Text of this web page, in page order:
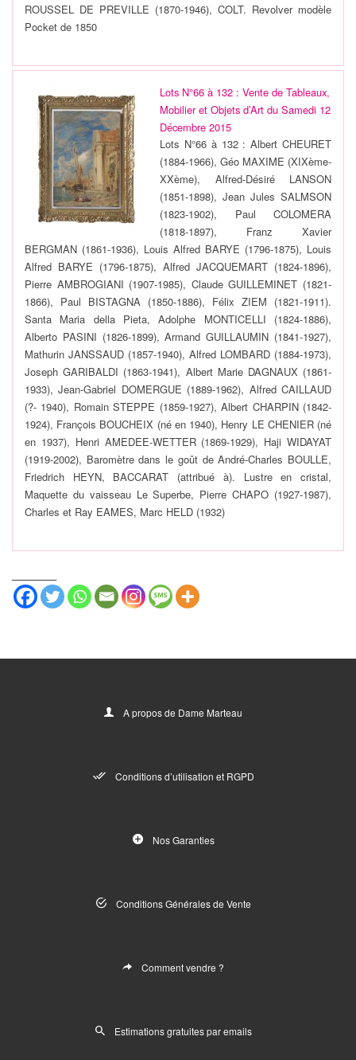
ROUSSEL DE PREVILLE (1870-1946), COLT. Revolver modèle
Pocket de 1850
Lots N°66 à 132 : Vente de Tableaux,
Mobilier et Objets d’Art du Samedi 12
Décembre 2015
Lots N°66 à 132 : Albert CHEURET
(1884-1966), Géo MAXIME (XIXème-
XXème), Alfred-Désiré LANSON
(1851-1898), Jean Jules SALMSON
(1823-1902), Paul COLOMERA
(1818-1897), Franz Xavier
BERGMAN (1861-1936), Louis Alfred BARYE (1796-1875), Louis
Alfred BARYE (1796-1875), Alfred JACQUEMART (1824-1896),
Pierre AMBROGIANI (1907-1985), Claude GUILLEMINET (1821-
1866), Paul BISTAGNA (1850-1886), Félix ZIEM (1821-1911).
Santa Maria della Pieta, Adolphe MONTICELLI (1824-1886),
Alberto PASINI (1826-1899), Armand GUILLAUMIN (1841-1927),
Mathurin JANSSAUD (1857-1940), Alfred LOMBARD (1884-1973),
Joseph GARIBALDI (1863-1941), Albert Marie DAGNAUX (1861-
1933), Jean-Gabriel DOMERGUE (1889-1962), Alfred CAILLAUD
(?- 1940), Romain STEPPE (1859-1927), Albert CHARPIN (1842-
1924), François BOUCHEIX (né en 1940), Henry LE CHENIER (né
en 1937), Henri AMEDEE-WETTER (1869-1929), Haji WIDAYAT
(1919-2002), Baromètre dans le goût de André-Charles BOULLE,
Friedrich HEYN, BACCARAT (attribué à). Lustre en cristal,
Maquette du vaisseau Le Superbe, Pierre CHAPO (1927-1987),
Charles et Ray EAMES, Marc HELD (1932)
A propos de Dame Marteau
Conditions d’utilisation et RGPD
Nos Garanties
Conditions Générales de Vente
Comment vendre ?
Estimations gratuites par emails